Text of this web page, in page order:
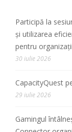
Participă la
și utilizarea
pentru
30 iulie 2026
CapacityQuest
29 iulie 2026
Gamingul